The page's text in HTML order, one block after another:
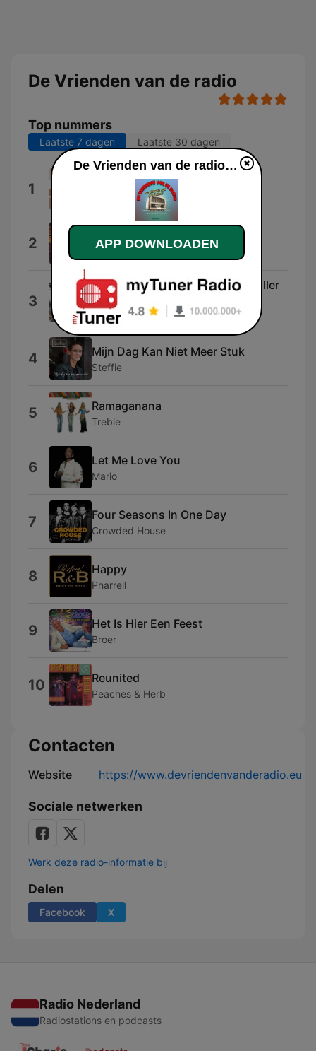
De Vrienden van de radio
Top nummers
Laatste 7 dagen Laatste 30 dagen
1 Naar De Sterren En Terug
Muziek voor Baby
2 Golden Earring
3
Mest sannsynlig en av de aller aller
aller aller... (feat. Noralf Ronthi)
Ottorpedo
4 Mijn Dag Kan Niet Meer Stuk
Steffie
5 Ramaganana
Treble
6 Let Me Love You
Mario
7 Four Seasons In One Day
Crowded House
8 Happy
Pharrell
9 Het Is Hier Een Feest
Broer
10 Reunited
Peaches & Herb
Contacten
Website https://www.devriendenvanderadio.eu
Sociale netwerken
Werk deze radio-informatie bij
Delen
Facebook X
Radio Nederland
Radiostations en podcasts
De Vrienden van de radio live luisteren
APP DOWNLOADEN